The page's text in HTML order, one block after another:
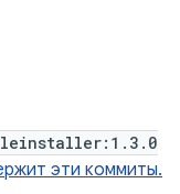
эти коммиты.